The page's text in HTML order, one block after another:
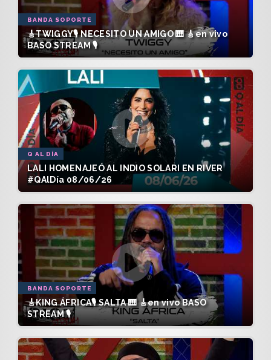
BANDA SOPORTE
🎸TWIGGY🎙️ NECESITO UN AMIGO 🎹 🎸en vivo
BASO STREAM 🎙️
Q AL DÍA
LALI HOMENAJEÓ AL INDIO SOLARI EN RIVER
#QAlDía 08/06/26
BANDA SOPORTE
🎸KING ÁFRICA🎙️ SALTA 🎹 🎸en vivo BASO
STREAM 🎙️